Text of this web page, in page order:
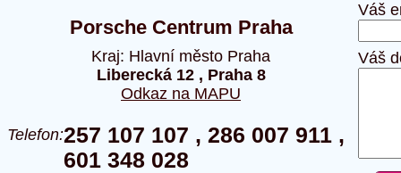
Porsche Centrum Praha
Kraj: Hlavní město Praha
Liberecká 12 , Praha 8
Odkaz na MAPU
Telefon:257 107 107 , 286 007 911 ,
601 348 028
Váš
Váš